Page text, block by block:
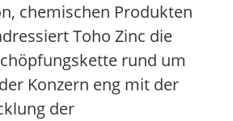
chemischen Produkten
Toho Zinc die
rund um
Konzern eng mit der
der